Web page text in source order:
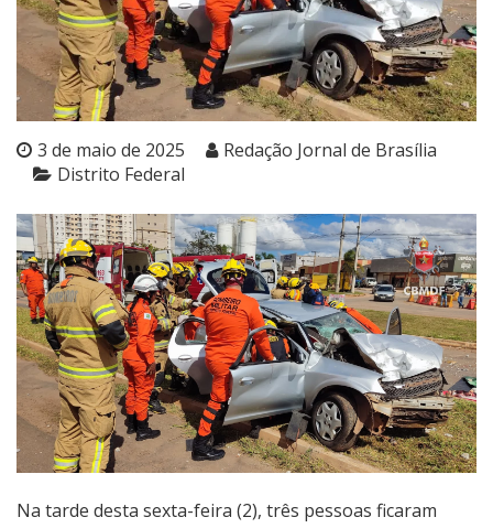
3 de maio de 2025
Redação Jornal de Brasília
Distrito Federal
Na tarde desta sexta-feira (2), três pessoas ficaram